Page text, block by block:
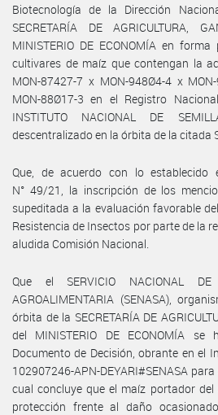
Biotecnología de la Dirección
SECRETARÍA DE AGRICULTURA,
MINISTERIO DE ECONOMÍA en
cultivares de maíz que contengan la
MON-87427-7 x MON-948Ø4-4 x
MON-88Ø17-3 en el Registro
INSTITUTO NACIONAL DE
descentralizado en la órbita de la citada
Que, de acuerdo con lo establecido
N° 49/21, la inscripción de los
supeditada a la evaluación favorable
Resistencia de Insectos por parte de la
aludida Comisión Nacional.
Que el SERVICIO NACIONAL
AGROALIMENTARIA (SENASA),
órbita de la SECRETARÍA DE
del MINISTERIO DE ECONOMÍA
Documento de Decisión, obrante en el
102907246-APN-DEYARI#SENASA
cual concluye que el maíz portador del
protección frente al daño